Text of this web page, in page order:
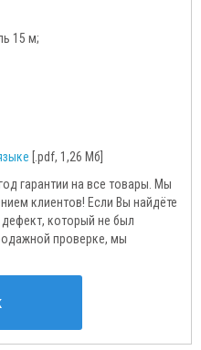
15 м;
[.pdf, 1,26 Мб]
гарантии на все товары. Мы
клиентов! Если Вы найдёте
который не был
проверке, мы